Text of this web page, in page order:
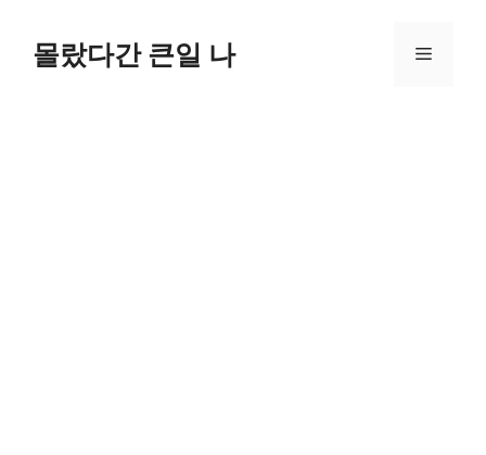
몰랐다간 큰일 나 메